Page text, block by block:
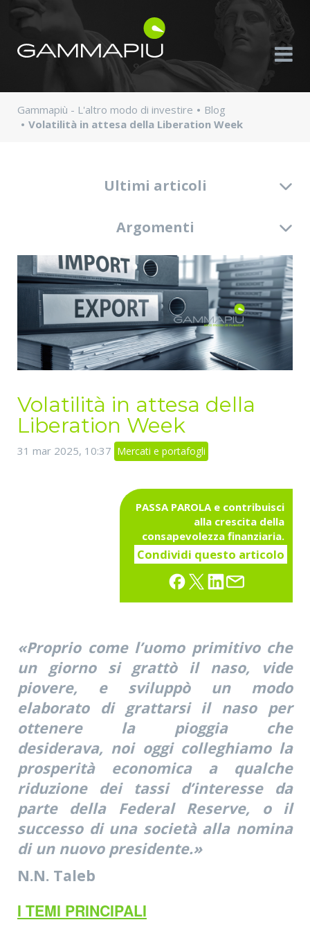
Gammapiù - L'altro modo di investire
Blog
Volatilità in attesa della Liberation Week
Ultimi articoli
Argomenti
Volatilità in attesa della
Liberation Week
31 mar 2025, 10:37 Mercati e portafogli
PASSA PAROLA e contribuisci
alla crescita della
consapevolezza finanziaria.
Condividi questo articolo
«Proprio come l’uomo primitivo che
un giorno si grattò il naso, vide
piovere, e sviluppò un modo
elaborato di grattarsi il naso per
ottenere la pioggia che
desiderava, noi oggi colleghiamo la
prosperità economica a qualche
riduzione dei tassi d’interesse da
parte della Federal Reserve, o il
successo di una società alla nomina
di un nuovo presidente.»
N.N. Taleb
I TEMI PRINCIPALI